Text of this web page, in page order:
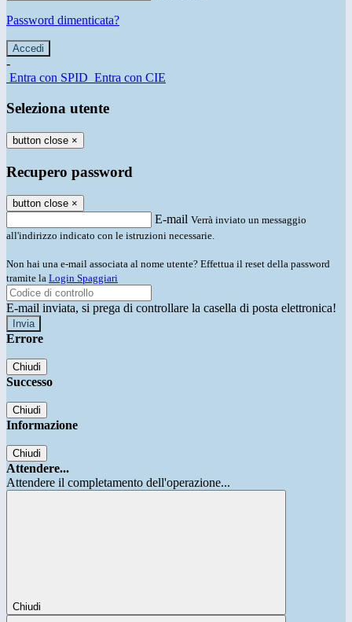
Password dimenticata?
-
Entra con SPID Entra con CIE
Seleziona utente
button close ×
Recupero password
button close ×
E-mail Verrà inviato un messaggio
all'indirizzo indicato con le istruzioni necessarie.
Non hai una e-mail associata al nome utente? Effettua il reset della password
tramite la Login Spaggiari
E-mail inviata, si prega di controllare la casella di posta elettronica!
Errore
Chiudi
Successo
Chiudi
Informazione
Chiudi
Attendere...
Attendere il completamento dell'operazione...
Chiudi